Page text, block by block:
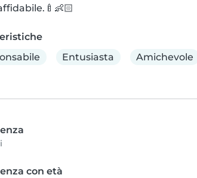
Entusiasta Amichevole
con età